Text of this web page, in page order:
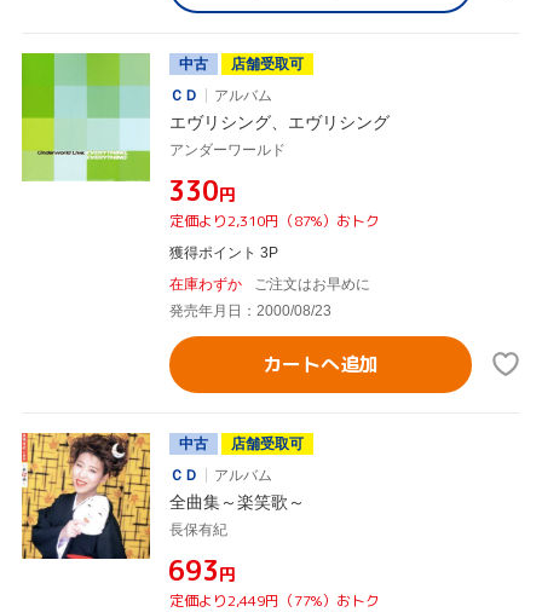
中古
店舗受取可
ＣＤ
アルバム
エヴリシング、エヴリシング
アンダーワールド
¥330円
定価より2,310円（87%）おトク
獲得ポイント 3P
在庫わずか
ご注文はお早めに
発売年月日：2000/08/23
カートへ追加
中古
店舗受取可
ＣＤ
アルバム
全曲集～楽笑歌～
長保有紀
¥693円
定価より2,449円（77%）おトク